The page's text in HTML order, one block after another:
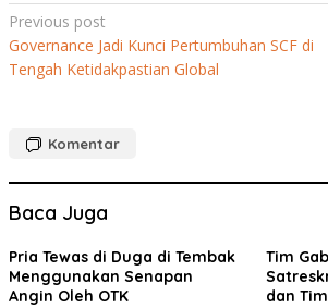
Navigasi
pos
Previous post
Governance Jadi Kunci Pertumbuhan SCF di
Tengah Ketidakpastian Global
Komentar
Baca Juga
Pria Tewas di Duga di Tembak
Menggunakan Senapan
Angin Oleh OTK
Tim
dan